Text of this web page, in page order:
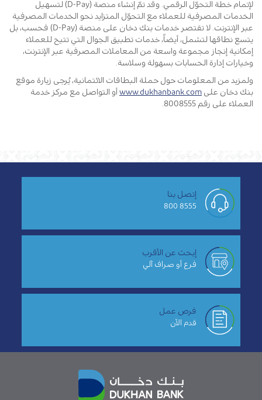
لإتمام خطة التحوّل الرقمي. وقد تمّ إنشاء منصة (D-Pay) لتسهيل
الخدمات المصرفية للعملاء مع التحوّل المتزايد نحو الخدمات المصرفية
عبر الإنترنت. لا تقتصر خدمات بنك دخان على منصة (D-Pay) فحسب، بل
يتسع نطاقها لتشمل، أيضاً، خدمات تطبيق الجوال التي تتيح للعملاء
إمكانية إنجاز مجموعة واسعة من المعاملات المصرفية عبر الإنترنت،
وخيارات إدارة الحسابات بسهولة وسلاسة.
ولمزيد من المعلومات حول حملة البطاقات الائتمانية، يُرجى زيارة موقع
بنك دخان على www.dukhanbank.com أو التواصل مع مركز خدمة
العملاء على رقم 8008555.
إتصل بنا
8555 800
إبحث عن الأقرب
فرع أو صراف آلي
فرص عمل
قدم الآن